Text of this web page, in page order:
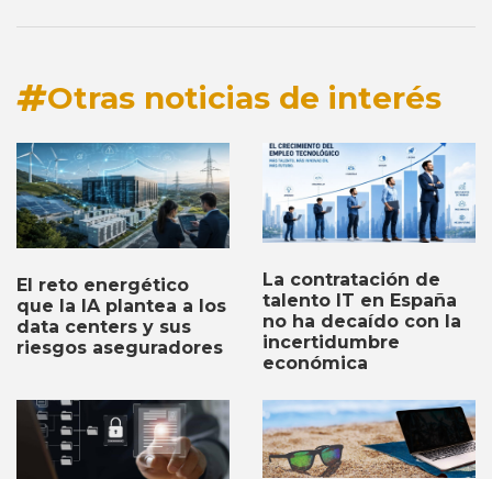
Otras noticias de interés
El reto energético
que la IA plantea a los
data centers y sus
riesgos aseguradores
La contratación de
talento IT en España
no ha decaído con la
incertidumbre
económica